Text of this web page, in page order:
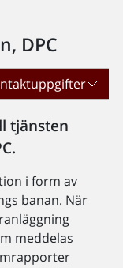
DPC
tjänsten
i form av
banan. När
meddelas